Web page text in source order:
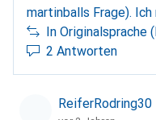
martinballs Frage).
kaufen. Ich warte nur
angepasst wird.
In Originalsprache
2 Antworten
ReiferRodring30